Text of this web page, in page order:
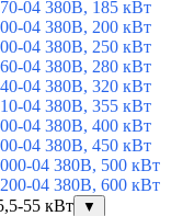
04 380В, 185 кВт
04 380В, 200 кВт
04 380В, 250 кВт
04 380В, 280 кВт
04 380В, 320 кВт
04 380В, 355 кВт
04 380В, 400 кВт
04 380В, 450 кВт
04 380В, 500 кВт
04 380В, 600 кВт
55 кВт
▼